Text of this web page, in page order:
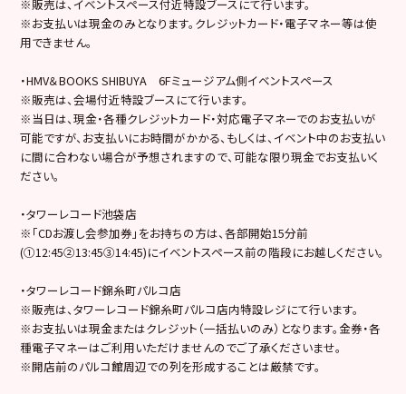
※販売は、イベントスペース付近特設ブースにて行います。
※お支払いは現金のみとなります。クレジットカード・電子マネー等は使
用できません。
・HMV＆BOOKS SHIBUYA 6Fミュージアム側イベントスペース
※販売は、会場付近特設ブースにて行います。
※当日は、現金・各種クレジットカード・対応電子マネーでのお支払いが
可能ですが、お支払いにお時間がかかる、もしくは、イベント中のお支払い
に間に合わない場合が予想されますので、可能な限り現金でお支払いく
ださい。
・タワーレコード池袋店
※「CDお渡し会参加券」をお持ちの方は、各部開始15分前
(①12:45②13:45③14:45)にイベントスペース前の階段にお越しください。
・タワーレコード錦糸町パルコ店
※販売は、タワーレコード錦糸町パルコ店内特設レジにて行います。
※お支払いは現金またはクレジット（一括払いのみ）となります。金券・各
種電子マネーはご利用いただけませんのでご了承くださいませ。
※開店前のパルコ館周辺での列を形成することは厳禁です。